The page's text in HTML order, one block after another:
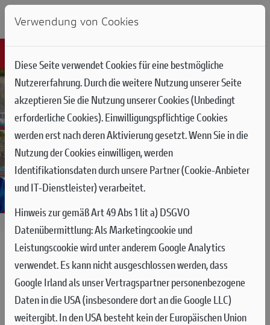
MOTOGP RUNDE 9 IN BRÜNN:
MÁRQUEZ SIEGT IM GRAND PRIX,
BAGNAIA AUF PLATZ 3
Das Ducati Lenovo Team feierte beim Monster Energy Grand Prix von
Verwendung von Cookies
Diese Seite verwendet Cookies für eine bestmögliche
Nutzererfahrung. Durch die weitere Nutzung unserer Seite
akzeptieren Sie die Nutzung unserer Cookies (Unbedingt
erforderliche Cookies). Einwilligungspflichtige Cookies
werden erst nach deren Aktivierung gesetzt. Wenn Sie in die
Nutzung der Cookies einwilligen, werden
Identifikationsdaten durch unsere Partner (Cookie-Anbieter
und IT-Dienstleister) verarbeitet.
Hinweis zur gemäß Art 49 Abs 1 lit a) DSGVO
Datenübermittlung:Als Marketingcookie und
Leistungscookie wird unter anderem Google Analytics
verwendet. Es kann nicht ausgeschlossen werden, dass
Google Irland als unser Vertragspartner personenbezogene
Daten in die USA (insbesondere dort an die Google LLC)
weitergibt. In den USA besteht kein der Europäischen Union